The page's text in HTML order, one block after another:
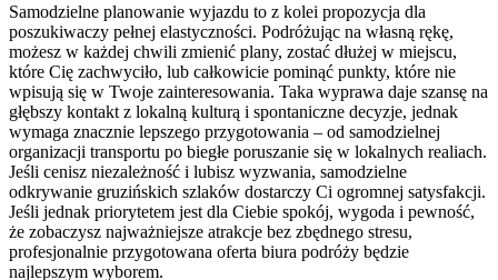
Samodzielne planowanie wyjazdu to z kolei propozycja dla
poszukiwaczy pełnej elastyczności. Podróżując na własną rękę,
możesz w każdej chwili zmienić plany, zostać dłużej w miejscu,
które Cię zachwyciło, lub całkowicie pominąć punkty, które nie
wpisują się w Twoje zainteresowania. Taka wyprawa daje szansę na
głębszy kontakt z lokalną kulturą i spontaniczne decyzje, jednak
wymaga znacznie lepszego przygotowania – od samodzielnej
organizacji transportu po biegłe poruszanie się w lokalnych realiach.
Jeśli cenisz niezależność i lubisz wyzwania, samodzielne
odkrywanie gruzińskich szlaków dostarczy Ci ogromnej satysfakcji.
Jeśli jednak priorytetem jest dla Ciebie spokój, wygoda i pewność,
że zobaczysz najważniejsze atrakcje bez zbędnego stresu,
profesjonalnie przygotowana oferta biura podróży będzie
najlepszym wyborem.